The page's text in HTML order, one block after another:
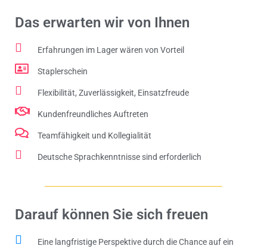
Das erwarten wir von Ihnen
Erfahrungen im Lager wären von Vorteil
Staplerschein
Flexibilität, Zuverlässigkeit, Einsatzfreude
Kundenfreundliches Auftreten
Teamfähigkeit und Kollegialität
Deutsche Sprachkenntnisse sind erforderlich
Darauf können Sie sich freuen
Eine langfristige Perspektive durch die Chance auf ein